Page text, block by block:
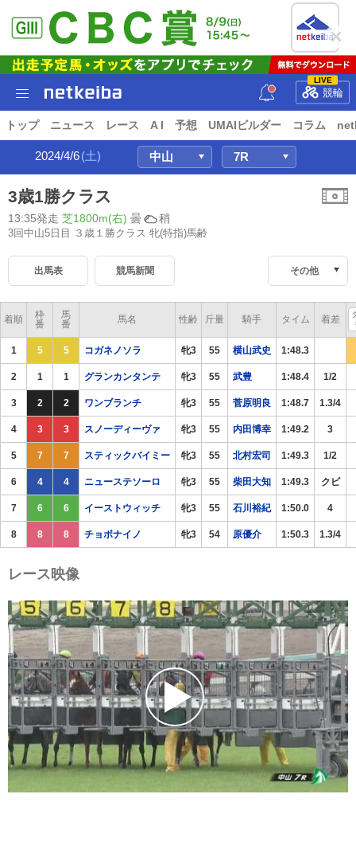
LIVE
競輪
トップ ニュース レース A I 予想 UMAIビルダー コラム
2024/4/6(土)
3歳1勝クラス
13:35発走 芝1800m(右) 曇 稍
3回中山5日目 ３歳１勝クラス 牝(特指)馬齢
出馬表 競馬新聞 その他
着順
枠
番
馬
番
馬名 性齢 斤量 騎手 タイム 着差
1 5 5 コガネノソラ 牝3 55 横山武史 1:48.3
2 1 1 グランカンタンテ 牝3 55 武豊 1:48.4 1/2
3 2 2 ワンブランチ 牝3 55 菅原明良 1:48.7 1.3/4
4 3 3 スノーディーヴァ 牝3 55 内田博幸 1:49.2 3
5 7 7 スティックバイミー 牝3 55 北村宏司 1:49.3 1/2
6 4 4 ニューステソーロ 牝3 55 柴田大知 1:49.3 クビ
7 6 6 イーストウィッチ 牝3 55 石川裕紀 1:50.0 4
8 8 8 チョボナイノ 牝3 54 原優介 1:50.3 1.3/4
レース映像